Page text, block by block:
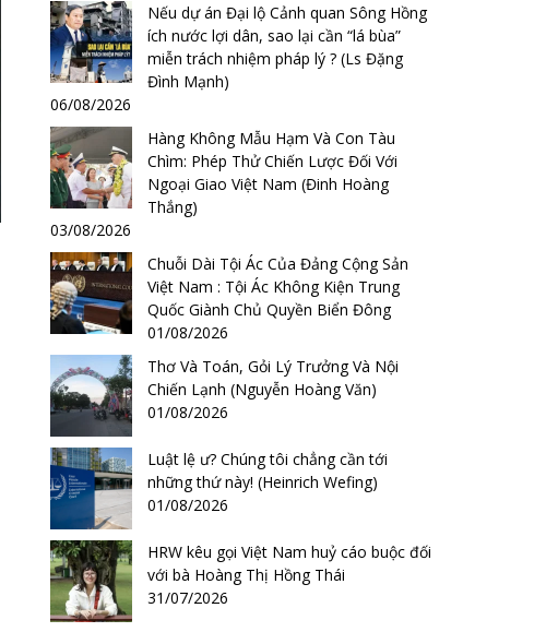
Nếu dự án Đại lộ Cảnh quan Sông Hồng
ích nước lợi dân, sao lại cần “lá bùa”
miễn trách nhiệm pháp lý ? (Ls Đặng
Đình Mạnh)
06/08/2026
Hàng Không Mẫu Hạm Và Con Tàu
Chìm: Phép Thử Chiến Lược Đối Với
Ngoại Giao Việt Nam (Đinh Hoàng
Thắng)
03/08/2026
Chuỗi Dài Tội Ác Của Đảng Cộng Sản
Việt Nam : Tội Ác Không Kiện Trung
Quốc Giành Chủ Quyền Biển Đông
01/08/2026
Thơ Và Toán, Gỏi Lý Trưởng Và Nội
Chiến Lạnh (Nguyễn Hoàng Văn)
01/08/2026
Luật lệ ư? Chúng tôi chẳng cần tới
những thứ này! (Heinrich Wefing)
01/08/2026
HRW kêu gọi Việt Nam huỷ cáo buộc đối
với bà Hoàng Thị Hồng Thái
31/07/2026